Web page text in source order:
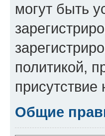
могут быть
политикой,
Общие